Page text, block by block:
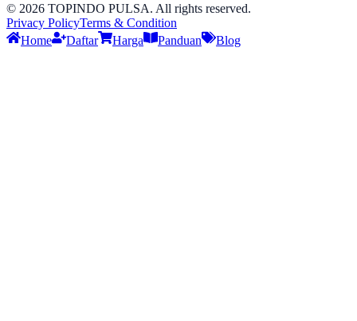
© 2026 TOPINDO PULSA. All rights reserved.
Privacy PolicyTerms & Condition
Home
Daftar Harga Panduan Blog